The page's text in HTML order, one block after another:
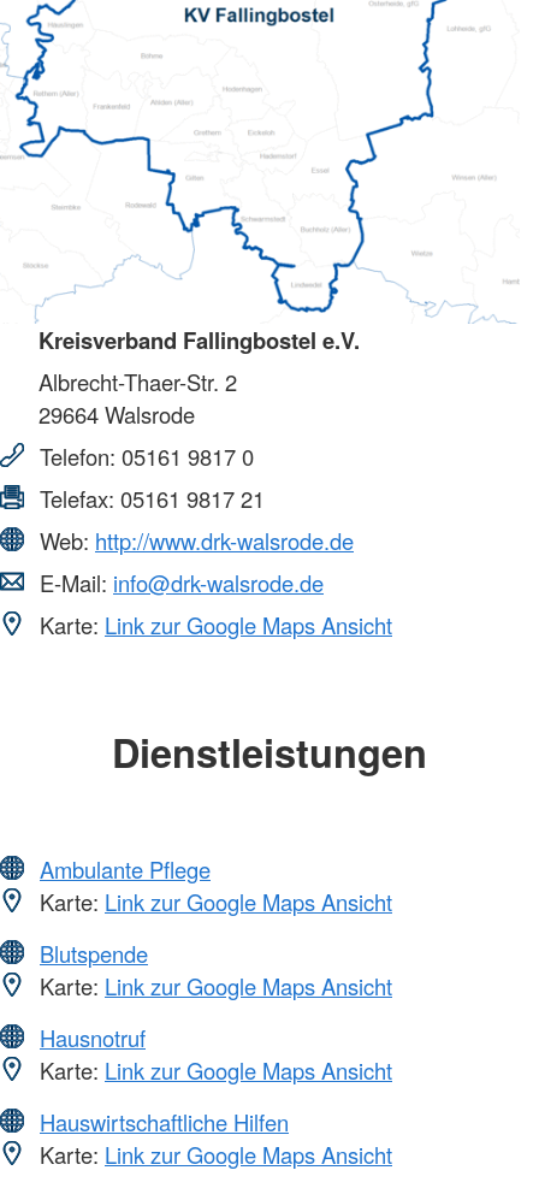
Kreisverband Fallingbostel e.V.
Albrecht-Thaer-Str. 2
29664Walsrode
Telefon: 05161 9817 0
Telefax: 05161 9817 21
Web: http://www.drk-walsrode.de
E-Mail: info@drk-walsrode.de
Karte: Link zur Google Maps Ansicht
Dienstleistungen
Ambulante Pflege
Karte: Link zur Google Maps Ansicht
Blutspende
Karte: Link zur Google Maps Ansicht
Hausnotruf
Karte: Link zur Google Maps Ansicht
Hauswirtschaftliche Hilfen
Karte: Link zur Google Maps Ansicht